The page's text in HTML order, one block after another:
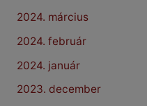
2024. március
2024. február
2024. január
2023. december